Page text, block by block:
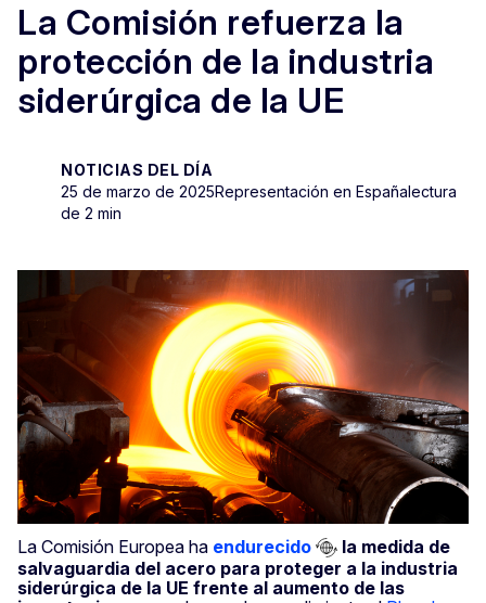
La Comisión refuerza la
protección de la industria
siderúrgica de la UE
NOTICIAS DEL DÍA
25 de marzo de 2025Representación en Españalectura
de 2 min
La Comisión Europea ha endurecido
la medida de
salvaguardia del acero para proteger a la industria
siderúrgica de la UE frente al aumento de las